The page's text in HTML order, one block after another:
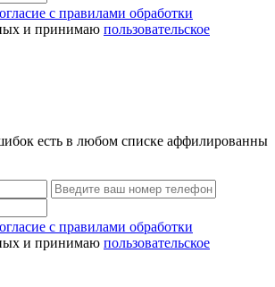
с правилами обработки
и принимаю пользовательское
есть в любом списке аффилированны
с правилами обработки
и принимаю пользовательское